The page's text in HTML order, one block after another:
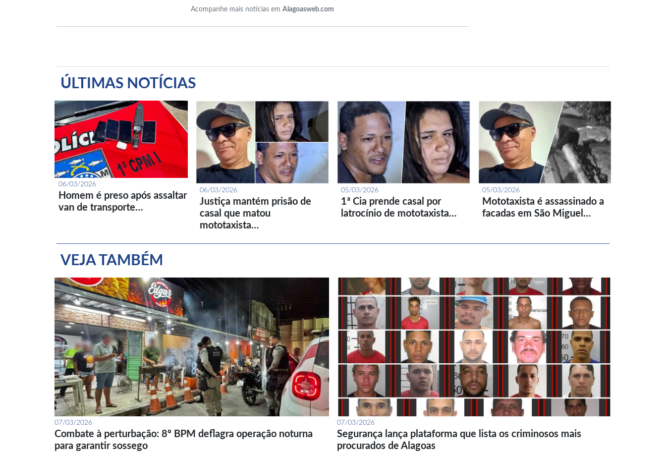
Acompanhe mais notícias em Alagoasweb.com
ÚLTIMAS NOTÍCIAS
06/03/2026
Homem é preso após assaltar
van de transporte…
06/03/2026
Justiça mantém prisão de
casal que matou
mototaxista…
05/03/2026
1ª Cia prende casal por
latrocínio de mototaxista…
05/03/2026
Mototaxista é assassinado a
facadas em São Miguel…
VEJA TAMBÉM
07/03/2026
Combate à perturbação: 8º BPM deflagra operação noturna
para garantir sossego
07/03/2026
Segurança lança plataforma que lista os criminosos mais
procurados de Alagoas